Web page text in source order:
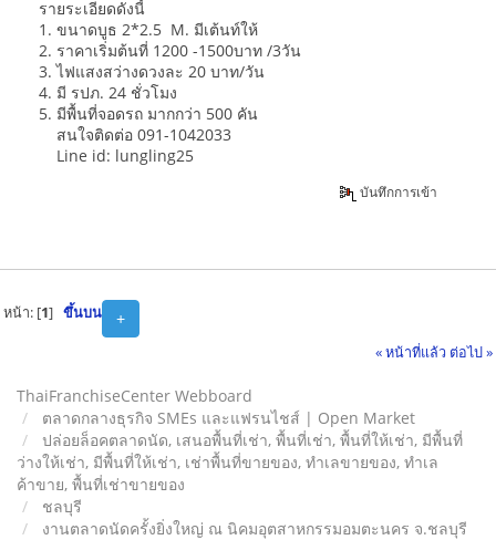
รายระเอียดดังนี้
1. ขนาดบูธ 2*2.5 M. มีเต้นท์ให้
2. ราคาเริ่มต้นที่ 1200 -1500บาท /3วัน
3. ไฟแสงสว่างดวงละ 20 บาท/วัน
4. มี รปภ. 24 ชั่วโมง
5. มีพื้นที่จอดรถ มากกว่า 500 คัน
สนใจติดต่อ 091-1042033
Line id: lungling25
บันทึกการเข้า
+
หน้า: [1] ขึ้นบน
« หน้าที่แล้ว ต่อไป »
ThaiFranchiseCenter Webboard
ตลาดกลางธุรกิจ SMEs และแฟรนไชส์ | Open Market
ปล่อยล็อคตลาดนัด, เสนอพื้นที่เช่า, พื้นที่เช่า, พื้นที่ให้เช่า, มีพื้นที่
ว่างให้เช่า, มีพื้นที่ให้เช่า, เช่าพื้นที่ขายของ, ทําเลขายของ, ทำเล
ค้าขาย, พื้นที่เช่าขายของ
ชลบุรี
งานตลาดนัดครั้งยิ่งใหญ่ ณ นิคมอุตสาหกรรมอมตะนคร จ.ชลบุรี